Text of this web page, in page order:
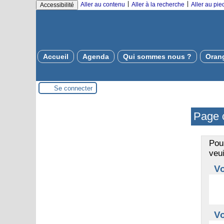
Accessibilité Aller au contenu Aller à la recherche Aller au
Accueil Agenda Qui sommes nous ?
Se connecter
Page